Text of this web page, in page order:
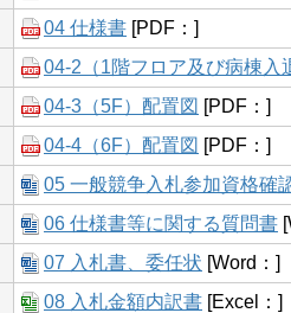
04 仕様書 [PDF：]
04-2（1階フロア及び病棟入
04-3（5F）配置図 [PDF：]
04-4（6F）配置図 [PDF：]
05 一般競争入札参加資格確
06 仕様書等に関する質問書
07 入札書、委任状 [Word：]
08 入札金額内訳書 [Excel：]